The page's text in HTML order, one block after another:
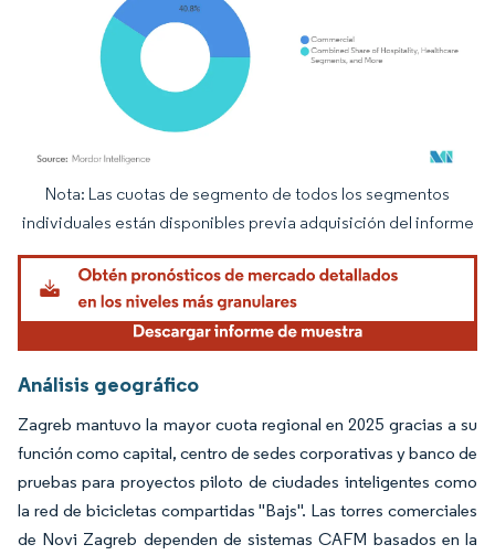
Imagen © Mordor Intelligence. El uso requiere atribución según CC BY 4.0.
Nota: Las cuotas de segmento de todos los segmentos
individuales están disponibles previa adquisición del informe
Análisis geográfico
Zagreb mantuvo la mayor cuota regional en 2025 gracias a su
función como capital, centro de sedes corporativas y banco de
pruebas para proyectos piloto de ciudades inteligentes como
la red de bicicletas compartidas "Bajs". Las torres comerciales
de Novi Zagreb dependen de sistemas CAFM basados en la